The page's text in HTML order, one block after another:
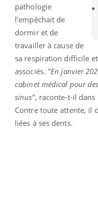
pathologie
l’empêchait de
dormir et de
travailler à cause de
sa respiration difficile
associés. "En janvier
cabinet médical pour
sinus", raconte-t-il
Contre toute attente, il
liées à ses dents.